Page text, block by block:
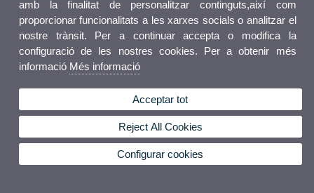
amb la finalitat de personalitzar continguts,així com
proporcionar funcionalitats a les xarxes socials o analitzar el
nostre trànsit. Per a continuar accepta o modifica la
configuració de les nostres cookies. Per a obtenir més
informació Més informació
Acceptar tot
Reject All Cookies
Configurar cookies